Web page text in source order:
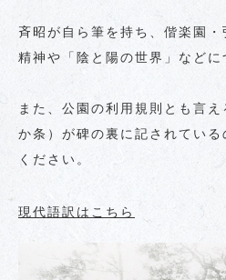
斉昭が自ら筆を持ち、偕楽園・
精神や「陰と陽の世界」などに
また、公園の利用規則とも言え
か条）が碑の裏に記されてい
ください。
現代語訳はこちら